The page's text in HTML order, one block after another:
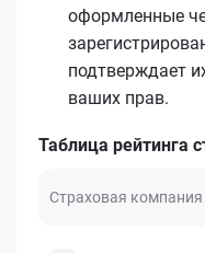
оформленные
подтверждает
ваших прав.
Таблица рейтинга
Страховая компания